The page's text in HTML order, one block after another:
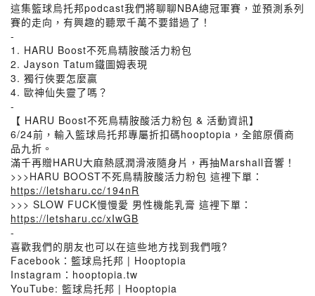
這集籃球烏托邦podcast我們將聊聊NBA總冠軍賽，並預測系列
賽的走向，有興趣的聽眾千萬不要錯過了！
-
1. HARU Boost不死鳥精胺酸活力粉包
2. Jayson Tatum鐵圖姆表現
3. 獨行俠要怎麼贏
4. 歐神仙失靈了嗎？
-
【 HARU Boost不死鳥精胺酸活力粉包 & 活動資訊】
6/24前，輸入籃球烏托邦專屬折扣碼hooptopia，全館原價商
品九折。
滿千再贈HARU大麻熱感潤滑液隨身片，再抽Marshall音響！
>>>HARU BOOST不死鳥精胺酸活力粉包 這裡下單：
https://letsharu.cc/194nR
>>> SLOW FUCK慢慢愛 男性機能乳膏 這裡下單：
https://letsharu.cc/xIwGB
-
喜歡我們的朋友也可以在這些地方找到我們哦?
Facebook：籃球烏托邦 | Hooptopia
Instagram：hooptopia.tw
YouTube: 籃球烏托邦 | Hooptopia